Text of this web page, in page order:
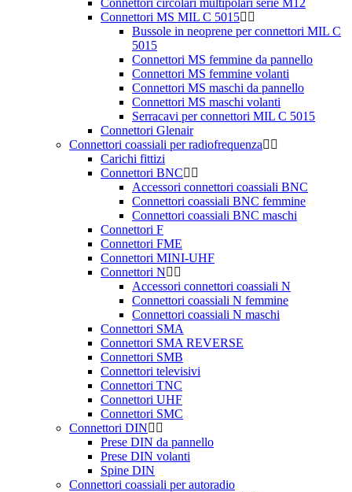
Connettori circolari multipolari serie M12
Connettori MS MIL C 5015
Bussole in neoprene per connettori MIL C
5015
Connettori MS femmine da pannello
Connettori MS femmine volanti
Connettori MS maschi da pannello
Connettori MS maschi volanti
Serracavi per connettori MIL C 5015
Connettori Glenair
Connettori coassiali per radiofrequenza
Carichi fittizi
Connettori BNC
Accessori connettori coassiali BNC
Connettori coassiali BNC femmine
Connettori coassiali BNC maschi
Connettori F
Connettori FME
Connettori MINI-UHF
Connettori N
Accessori connettori coassiali N
Connettori coassiali N femmine
Connettori coassiali N maschi
Connettori SMA
Connettori SMA REVERSE
Connettori SMB
Connettori televisivi
Connettori TNC
Connettori UHF
Connettori SMC
Connettori DIN
Prese DIN da pannello
Prese DIN volanti
Spine DIN
Connettori coassiali per autoradio